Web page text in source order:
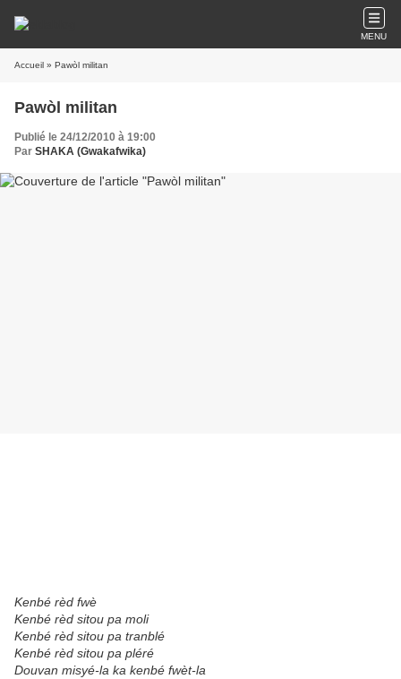
MENU
Accueil » Pawòl militan
Pawòl militan
Publié le 24/12/2010 à 19:00
Par SHAKA (Gwakafwika)
Kenbé rèd fwè
Kenbé rèd sitou pa moli
Kenbé rèd sitou pa tranblé
Kenbé rèd sitou pa pléré
Douvan misyé-la ka kenbé fwèt-la